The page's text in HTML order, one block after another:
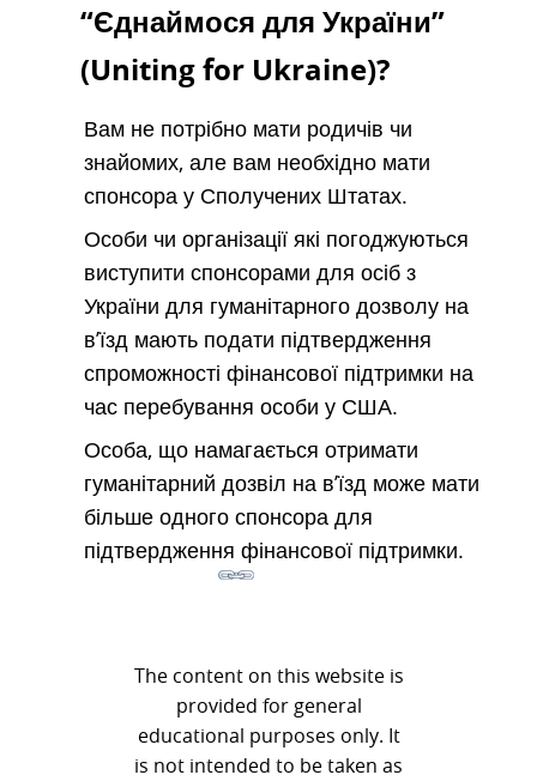
“Єднаймося для України”
(Uniting for Ukraine)?
Вам не потрібно мати родичів чи
знайомих, але вам необхідно мати
спонсора у Сполучених Штатах.
Особи чи організації які погоджуються
виступити спонсорами для осіб з
України для гуманітарного дозволу на
в’їзд мають подати підтвердження
спроможності фінансової підтримки на
час перебування особи у США.
Особа, що намагається отримати
гуманітарний дозвіл на в’їзд може мати
більше одного спонсора для
підтвердження фінансової підтримки.
The content on this website is
provided for general
educational purposes only. It
is not intended to be taken as